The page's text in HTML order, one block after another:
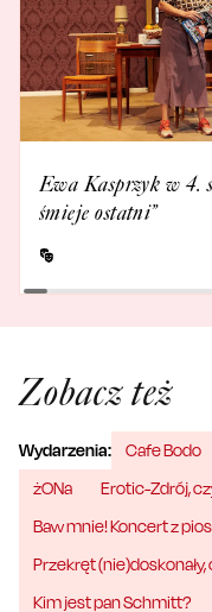
Ewa Kasprzyk w 4.
śmieje ostatni”
Zobacz też
Wydarzenia: Cafe Bodo
żONa
Erotic-Zdrój,
Baw mnie! Koncert z
Przekręt
Kim jest pan Schmitt?